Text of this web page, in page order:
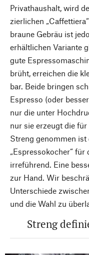
Privathaushalt, wird
zierlichen
braune Gebräu ist
erhältlichen Variante
gute
brüht, erreichen die
bar. Beide bringen
Espresso (oder
nur die unter
nur sie erzeugt die
Streng genommen
„Espressokocher“
irreführend. Eine
zur Hand. Wir
Unterschiede
und die Wahl zu
Streng